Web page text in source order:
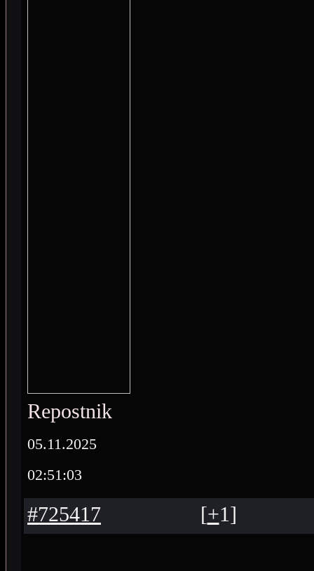
Repostnik
05.11.2025
02:51:03
#725417 [+1]